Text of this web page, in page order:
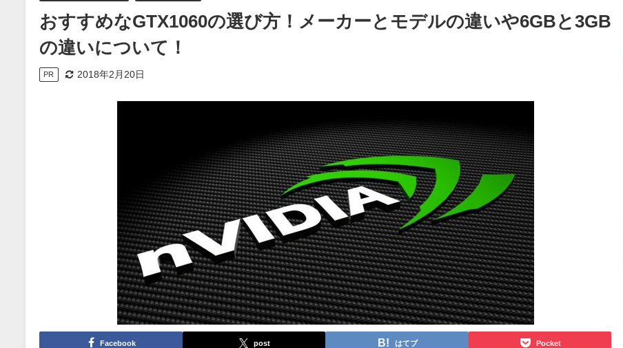
おすすめなGTX1060の選び方！メーカーとモデルの違いや6GBと3GB
の違いについて！
PR 2018年2月20日
Facebook post はてブ Pocket